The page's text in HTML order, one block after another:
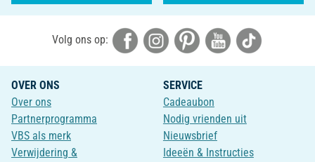
Volg ons op:
OVER ONS
Over ons
Partnerprogramma
VBS als merk
Verwijdering &
SERVICE
Cadeaubon
Nodig vrienden uit
Nieuwsbrief
Ideeën & Instructies